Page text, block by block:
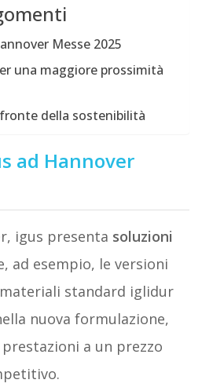
Messe 2025
una maggiore prossimità
della sostenibilità
ad Hannover
igus presenta soluzioni
ad esempio, le versioni
materiali standard iglidur
nuova formulazione,
a un prezzo